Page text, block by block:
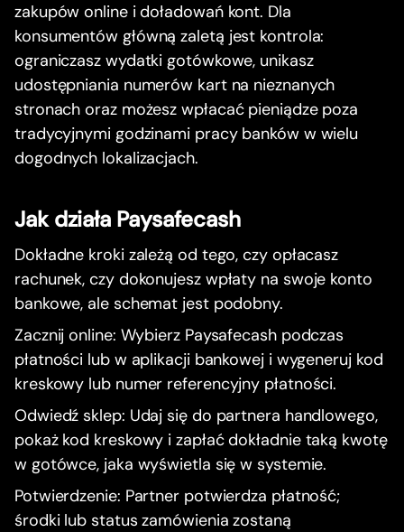
zakupów online i doładowań kont. Dla
konsumentów główną zaletą jest kontrola:
ograniczasz wydatki gotówkowe, unikasz
udostępniania numerów kart na nieznanych
stronach oraz możesz wpłacać pieniądze poza
tradycyjnymi godzinami pracy banków w wielu
dogodnych lokalizacjach.
Jak działa Paysafecash
Dokładne kroki zależą od tego, czy opłacasz
rachunek, czy dokonujesz wpłaty na swoje konto
bankowe, ale schemat jest podobny.
Zacznij online: Wybierz Paysafecash podczas
płatności lub w aplikacji bankowej i wygeneruj kod
kreskowy lub numer referencyjny płatności.
Odwiedź sklep: Udaj się do partnera handlowego,
pokaż kod kreskowy i zapłać dokładnie taką kwotę
w gotówce, jaka wyświetla się w systemie.
Potwierdzenie: Partner potwierdza płatność;
środki lub status zamówienia zostaną